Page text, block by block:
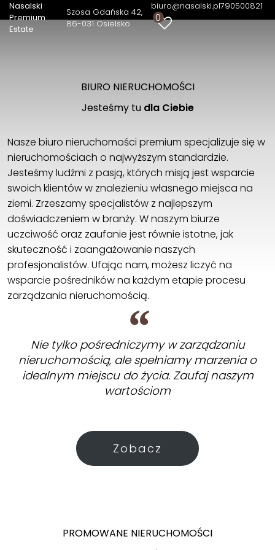
Nasalski
Premium
Estate
Szosa Gdańska 42
86-031 Osielsko
biuro@nasalski.pl790500821
0
Rynek pierwotny
Rynek wtórny
BIURO NIERUCHOMOŚCI
Jesteśmy tu dla Ciebie
Nasze biuro nieruchomości premium specjalizuje się w
nieruchomościach o najwyższym standardzie.
Jesteśmy ludźmi z pasją, których misją jest wsparcie
swoich klientów w znalezieniu własnego miejsca na
ziemi. Zrzeszamy specjalistów z najlepszym
doświadczeniem w branży. W naszym biurze
uczciwość oraz zaufanie jest równie istotne, jak
skuteczność i zaangażowanie naszych
profesjonalistów. Ufając nam, możesz liczyć na
wsparcie pośredników na każdym etapie procesu
zarządzania nieruchomością.
Nie tylko pośredniczymy w zarządzaniu
nieruchomością, ale spełniamy marzenia o
idealnym miejscu do życia. Zaufaj naszym
wartościom
Zobacz
PROMOWANE NIERUCHOMOŚCI